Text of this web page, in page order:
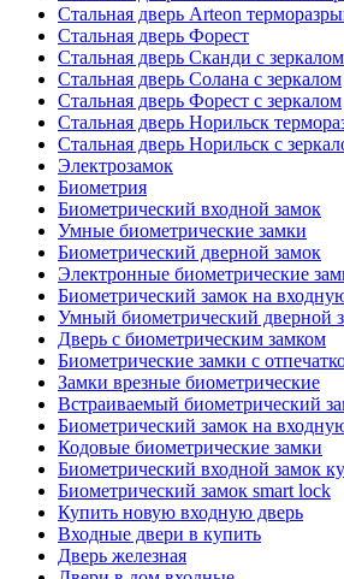
Стальная дверь Arteon
Стальная дверь Форест
Стальная дверь Сканди с зеркалом
Стальная дверь Солана с зеркалом
Стальная дверь Форест с зеркалом
Стальная дверь Норильск
Стальная дверь Норильск с
Электрозамок
Биометрия
Биометрический входной замок
Умные биометрические замки
Биометрический дверной замок
Электронные биометрические
Биометрический замок на
Умный биометрический дверной
Дверь с биометрическим замком
Биометрические замки с
Замки врезные биометрические
Встраиваемый биометрический
Биометрический замок на
Кодовые биометрические замки
Биометрический входной замок
Биометрический замок smart lock
Купить новую входную дверь
Входные двери в купить
Дверь железная